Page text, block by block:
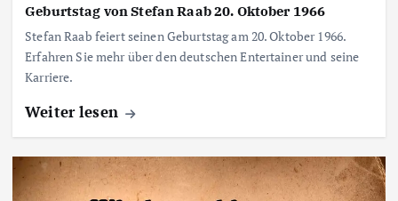
Geburtstag von Stefan Raab 20. Oktober 1966
Stefan Raab feiert seinen Geburtstag am 20. Oktober 1966.
Erfahren Sie mehr über den deutschen Entertainer und seine
Karriere.
Weiter lesen